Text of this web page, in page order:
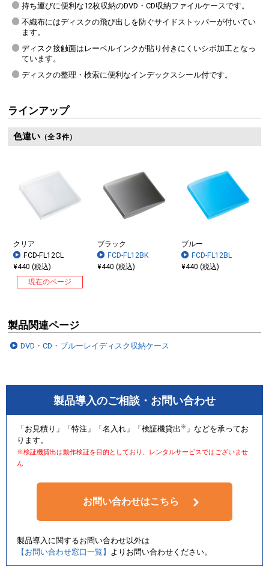
ディスクの飛び出し防止ストッパー付き
不織布にはディスクの飛び出しを防ぐサイドストッパーが付いています。
ブルーレイ対応 ファイルケース ラインナップはこちら
FCD-FLBD128CL
（クリア）
FCD-FLBD104BK
持ち運びに便利な12枚収納のDVD・CD収納ファイルケースです。
不織布にはディスクの飛び出しを防ぐサイドストッパーが付いてい
ます。
ディスク接触面はレーベルインクが貼り付きにくいシボ加工となっ
ています。
ディスクの整理・検索に便利なインデックスシール付です。
ラインアップ
色違い（全 3件）
クリア
FCD-FL12CL
¥440 (税込)
現在のページ
ブラック
FCD-FL12BK
¥440 (税込)
ブルー
FCD-FL12BL
¥440 (税込)
製品関連ページ
DVD・CD・ブルーレイディスク収納ケース
製品導入のご相談・お問い合わせ
「お見積り」「特注」「名入れ」「検証機貸出 ※ 」などを承ってお
ります。
※検証機貸出は動作検証を目的としており、レンタルサービスではございませ
ん
お問い合わせはこちら
製品導入に関するお問い合わせ以外は
【お問い合わせ窓口一覧】 よりお問い合わせください。